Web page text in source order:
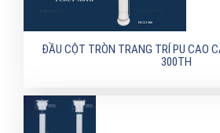
ĐẦU CỘT TRÒN TRANG TRÍ PU CAO
300TH